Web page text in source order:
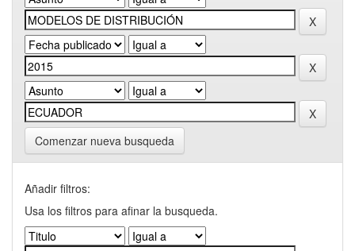
Comenzar nueva busqueda
Añadir filtros:
Usa los filtros para afinar la busqueda.